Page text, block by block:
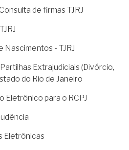
de firmas TJRJ
Nascimentos - TJRJ
Extrajudiciais (Divórcio,
do Rio de Janeiro
Eletrônico para o RCPJ
Eletrônicas